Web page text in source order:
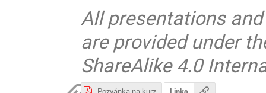
All presentations
are provided under
ShareAlike 4.0